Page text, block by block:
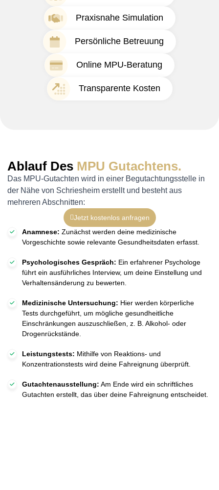
Praxisnahe Simulation
Persönliche Betreuung
Online MPU-Beratung
Transparente Kosten
Ablauf Des MPU Gutachtens.
Das MPU-Gutachten wird in einer Begutachtungsstelle in
der Nähe von Schriesheim erstellt und besteht aus
mehreren Abschnitten:
Jetzt kostenlos anfragen
Anamnese: Zunächst werden deine medizinische
Vorgeschichte sowie relevante Gesundheitsdaten erfasst.
Psychologisches Gespräch: Ein erfahrener Psychologe
führt ein ausführliches Interview, um deine Einstellung und
Verhaltensänderung zu bewerten.
Medizinische Untersuchung: Hier werden körperliche
Tests durchgeführt, um mögliche gesundheitliche
Einschränkungen auszuschließen, z. B. Alkohol- oder
Drogenrückstände.
Leistungstests: Mithilfe von Reaktions- und
Konzentrationstests wird deine Fahreignung überprüft.
Gutachtenausstellung: Am Ende wird ein schriftliches
Gutachten erstellt, das über deine Fahreignung entscheidet.